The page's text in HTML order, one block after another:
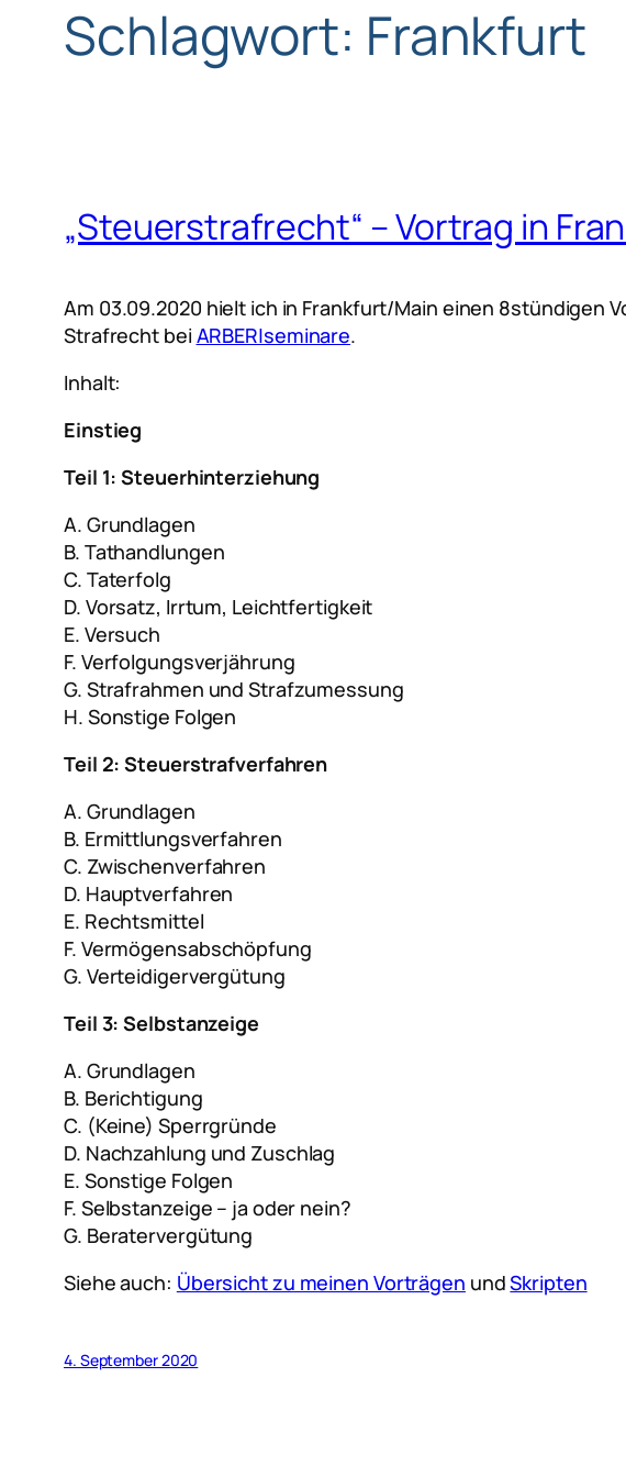
Schlagwort: Frankfurt
„Steuerstrafrecht“ – Vortrag in
Am 03.09.2020 hielt ich in Frankfurt/Main einen 8stündigen
Strafrecht bei ARBER|seminare.
Inhalt:
Einstieg
Teil 1: Steuerhinterziehung
A. Grundlagen
B. Tathandlungen
C. Taterfolg
D. Vorsatz, Irrtum, Leichtfertigkeit
E. Versuch
F. Verfolgungsverjährung
G. Strafrahmen und Strafzumessung
H. Sonstige Folgen
Teil 2: Steuerstrafverfahren
A. Grundlagen
B. Ermittlungsverfahren
C. Zwischenverfahren
D. Hauptverfahren
E. Rechtsmittel
F. Vermögensabschöpfung
G. Verteidigervergütung
Teil 3: Selbstanzeige
A. Grundlagen
B. Berichtigung
C. (Keine) Sperrgründe
D. Nachzahlung und Zuschlag
E. Sonstige Folgen
F. Selbstanzeige – ja oder nein?
G. Beratervergütung
Siehe auch: Übersicht zu meinen Vorträgen undSkripten
4. September 2020